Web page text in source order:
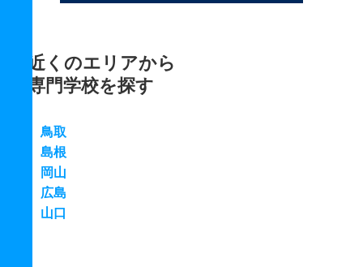
近くのエリアから
専門学校を探す
鳥取
島根
岡山
広島
山口